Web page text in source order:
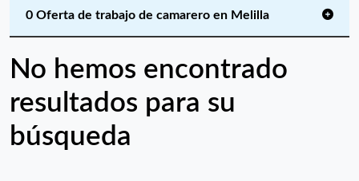
0 Oferta de trabajo de camarero en Melilla
No hemos encontrado
resultados para su
búsqueda